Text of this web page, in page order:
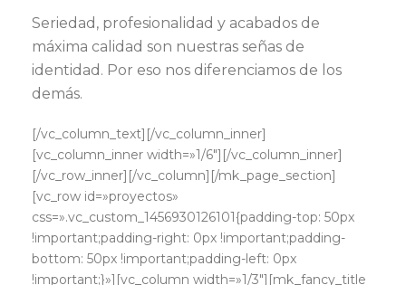
Seriedad, profesionalidad y acabados de
máxima calidad son nuestras señas de
identidad. Por eso nos diferenciamos de los
demás.
[/vc_column_text][/vc_column_inner]
[vc_column_inner width=»1/6″][/vc_column_inner]
[/vc_row_inner][/vc_column][/mk_page_section]
[vc_row id=»proyectos»
css=».vc_custom_1456930126101{padding-top: 50px
!important;padding-right: 0px !important;padding-
bottom: 50px !important;padding-left: 0px
!important;}»][vc_column width=»1/3″][mk_fancy_title